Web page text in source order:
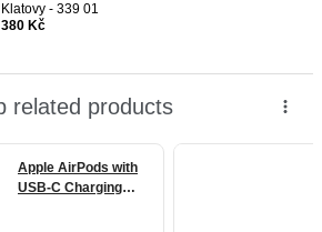
Klatovy - 339 01
380 Kč